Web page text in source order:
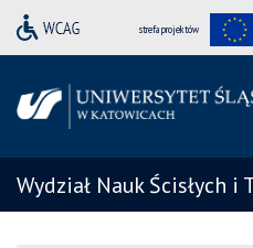
strefa projektów
Wydział Nauk Ścisłych i